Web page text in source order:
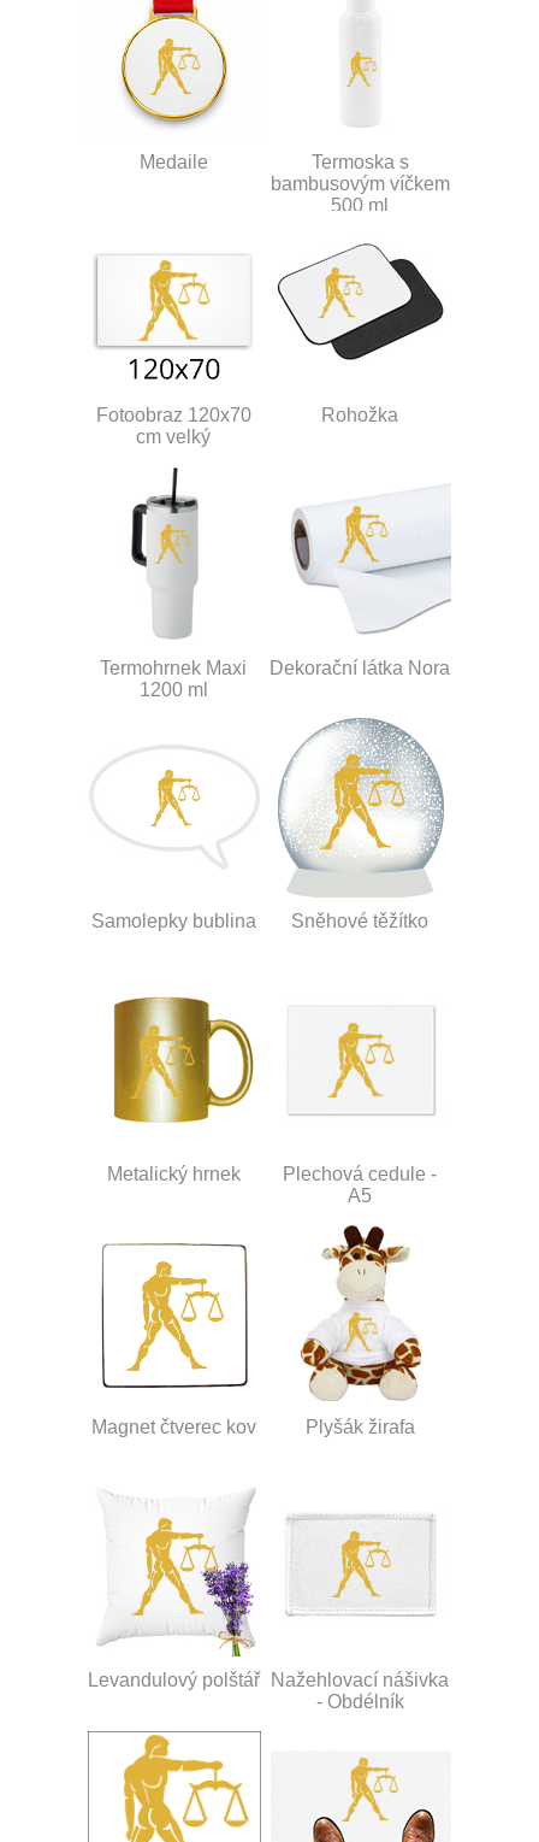
Medaile
Termoska s
bambusovým víčkem
500 ml
Fotoobraz 120x70
cm velký
Rohožka
Termohrnek Maxi
1200 ml
Dekorační látka Nora
Samolepky bublina Sněhové těžítko
Metalický hrnek
Plechová cedule -
A5
Magnet čtverec kov Plyšák žirafa
Levandulový polštář
Nažehlovací nášivka
- Obdélník